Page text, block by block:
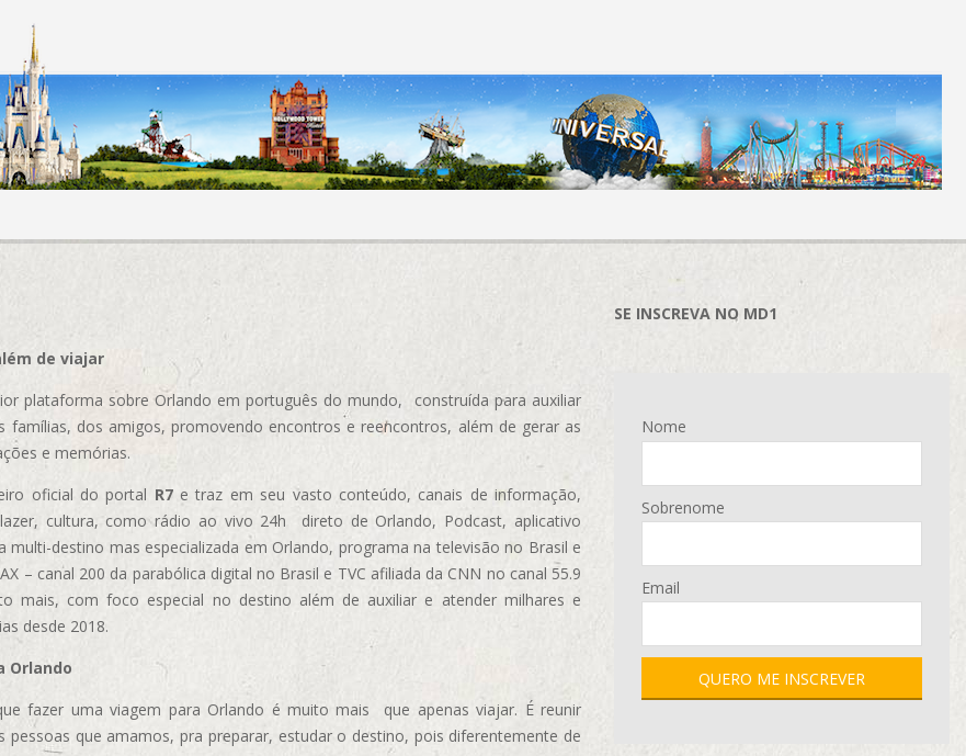
de viajar
plataforma sobre Orlando em português do mundo, construída para auxiliar
famílias, dos amigos, promovendo encontros e reencontros, além de gerar as
e memórias.
oficial do portal R7e traz em seu vasto conteúdo, canais de informação,
cultura, como rádio ao vivo 24h direto de Orlando, Podcast, aplicativo
multi-destino mas especializada em Orlando, programa na televisão no Brasil e
– canal 200 da parabólica digital no Brasil e TVC afiliada da CNN no canal 55.9
mais, com foco especial no destino além de auxiliar e atender milhares e
desde 2018.
Orlando
fazer uma viagem para Orlando é muito mais que apenas viajar. É reunir
pessoas que amamos, pra preparar, estudar o destino, pois diferentemente de
SE INSCREVA NO MD1
Nome
Sobrenome
Email